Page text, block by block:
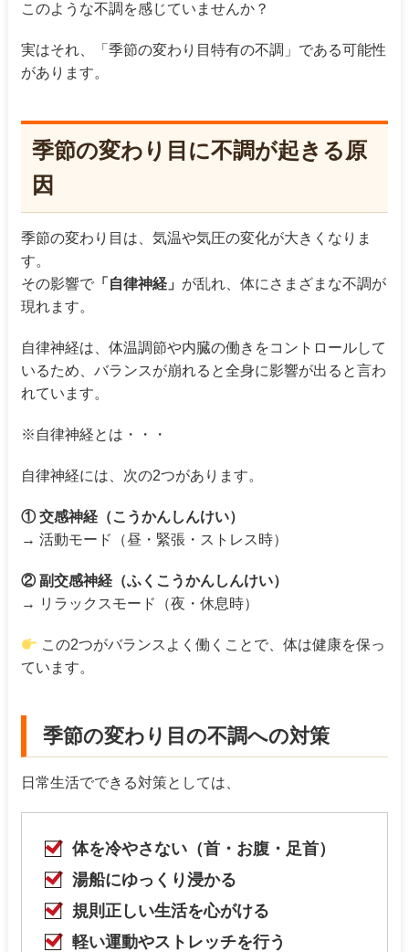
このような不調を感じていませんか？
実はそれ、「季節の変わり目特有の不調」である可能性
があります。
季節の変わり目に不調が起きる原
因
季節の変わり目は、気温や気圧の変化が大きくなりま
す。
その影響で 「自律神経」 が乱れ、体にさまざまな不調が
現れます。
自律神経は、体温調節や内臓の働きをコントロールして
いるため、バランスが崩れると全身に影響が出ると言わ
れています。
※自律神経とは・・・
自律神経には、次の2つがあります。
① 交感神経（こうかんしんけい）
→ 活動モード（昼・緊張・ストレス時）
② 副交感神経（ふくこうかんしんけい）
→ リラックスモード（夜・休息時）
この2つがバランスよく働くことで、体は健康を保っ
ています。
季節の変わり目の不調への対策
日常生活でできる対策としては、
体を冷やさない（首・お腹・足首）
湯船にゆっくり浸かる
規則正しい生活を心がける
軽い運動やストレッチを行う